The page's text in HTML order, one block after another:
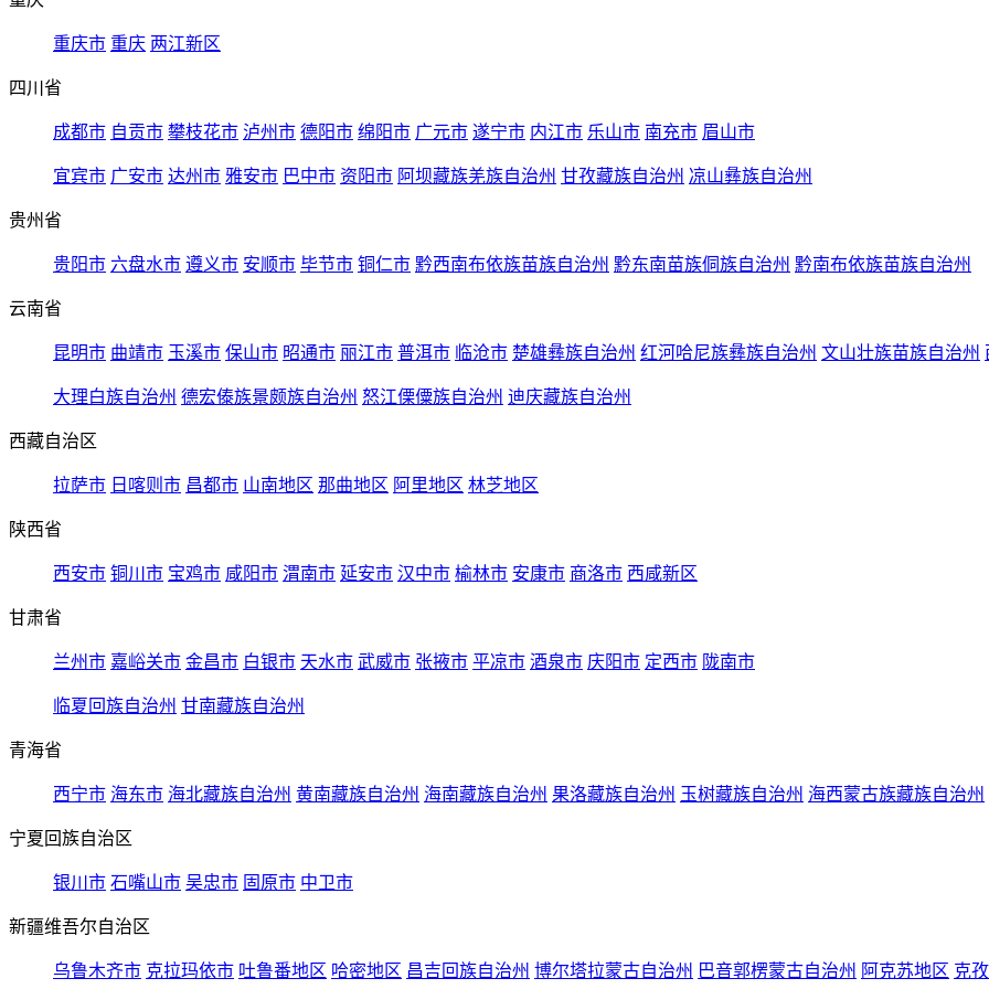
重庆市 重庆 两江新区
四川省
成都市 自贡市 攀枝花市 泸州市 德阳市 绵阳市 广元市 遂宁市 内江市 乐山市 南充市 眉山市
宜宾市 广安市 达州市 雅安市 巴中市 资阳市 阿坝藏族羌族自治州 甘孜藏族自治州 凉山彝族自治州
贵州省
贵阳市 六盘水市 遵义市 安顺市 毕节市 铜仁市 黔西南布依族苗族自治州 黔东南苗族侗族自治州 黔南布依族苗族自治州
云南省
昆明市 曲靖市 玉溪市 保山市 昭通市 丽江市 普洱市 临沧市 楚雄彝族自治州 红河哈尼族彝族自治州 文山壮族苗族自治州
大理白族自治州 德宏傣族景颇族自治州 怒江傈僳族自治州 迪庆藏族自治州
西藏自治区
拉萨市 日喀则市 昌都市 山南地区 那曲地区 阿里地区 林芝地区
陕西省
西安市 铜川市 宝鸡市 咸阳市 渭南市 延安市 汉中市 榆林市 安康市 商洛市 西咸新区
甘肃省
兰州市 嘉峪关市 金昌市 白银市 天水市 武威市 张掖市 平凉市 酒泉市 庆阳市 定西市 陇南市
临夏回族自治州 甘南藏族自治州
青海省
西宁市 海东市 海北藏族自治州 黄南藏族自治州 海南藏族自治州 果洛藏族自治州 玉树藏族自治州 海西蒙古族藏族自治州
宁夏回族自治区
银川市 石嘴山市 吴忠市 固原市 中卫市
新疆维吾尔自治区
乌鲁木齐市 克拉玛依市 吐鲁番地区 哈密地区 昌吉回族自治州 博尔塔拉蒙古自治州 巴音郭楞蒙古自治州 阿克苏地区 克